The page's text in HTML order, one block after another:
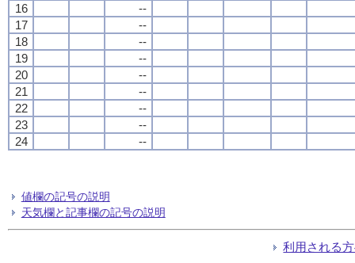
16
--
17
--
18
--
19
--
20
--
21
--
22
--
23
--
24
--
値欄の記号の説明
天気欄と記事欄の記号の説明
利用される